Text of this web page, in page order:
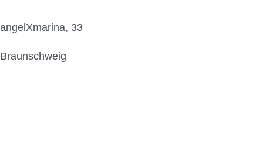
angelXmarina, 33
Braunschweig